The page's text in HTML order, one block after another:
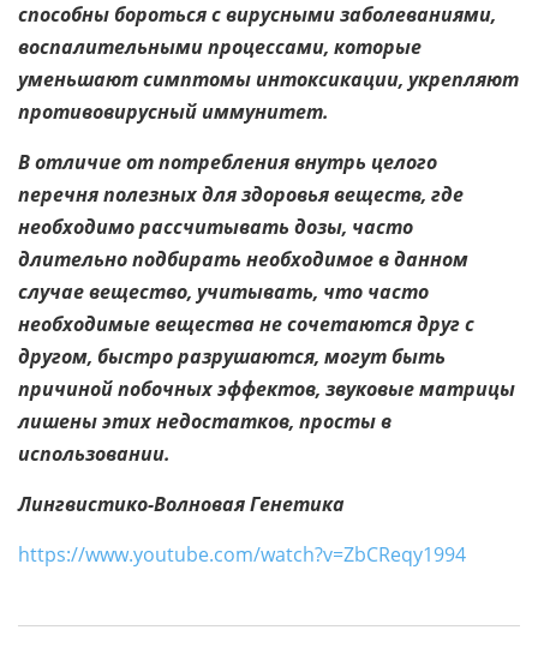
способны бороться с вирусными заболеваниями,
воспалительными процессами, которые
уменьшают симптомы интоксикации, укрепляют
противовирусный иммунитет.
В отличие от потребления внутрь целого
перечня полезных для здоровья веществ, где
необходимо рассчитывать дозы, часто
длительно подбирать необходимое в данном
случае вещество, учитывать, что часто
необходимые вещества не сочетаются друг с
другом, быстро разрушаются, могут быть
причиной побочных эффектов, звуковые матрицы
лишены этих недостатков, просты в
использовании.
Лингвистико-Волновая Генетика
https://www.youtube.com/watch?v=ZbCReqy1994